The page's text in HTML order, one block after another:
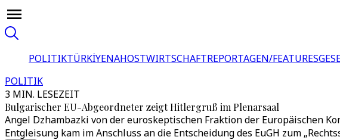
POLITIKTÜRKİYENAHOSTWIRTSCHAFTREPORTAGEN/FEATURES
POLITIK
3 MIN. LESEZEIT
Bulgarischer EU-Abgeordneter zeigt Hitlergruß im Plenarsaal
Angel Dzhambazki von der euroskeptischen Fraktion der Europäischen
Entgleisung kam im Anschluss an die Entscheidung des EuGH zum